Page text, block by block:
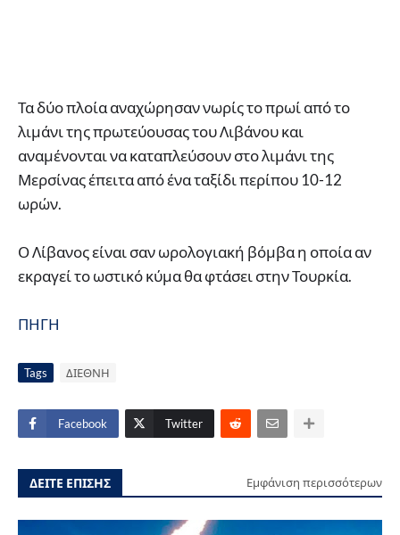
Τα δύο πλοία αναχώρησαν νωρίς το πρωί από το
λιμάνι της πρωτεύουσας του Λιβάνου και
αναμένονται να καταπλεύσουν στο λιμάνι της
Μερσίνας έπειτα από ένα ταξίδι περίπου 10-12
ωρών.
Ο Λίβανος είναι σαν ωρολογιακή βόμβα η οποία αν
εκραγεί το ωστικό κύμα θα φτάσει στην Τουρκία.
ΠΗΓΗ
Tags ΔΙΕΘΝΗ
Facebook Twitter
ΔΕΙΤΕ ΕΠΙΣΗΣ Εμφάνιση περισσότερων